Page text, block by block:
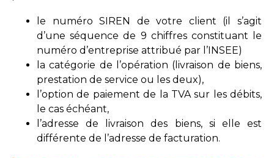
le numéro SIREN de votre client (il s’agit
d’une séquence de 9 chiffres constituant le
numéro d’entreprise attribué par l’INSEE)
la catégorie de l’opération (livraison de biens,
prestation de service ou les deux),
l’option de paiement de la TVA sur les débits,
le cas échéant,
l’adresse de livraison des biens, si elle est
différente de l’adresse de facturation.